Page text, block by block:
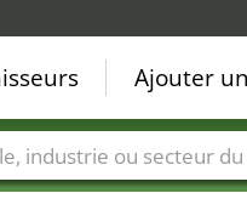
Ajouter
de foire Secteurs